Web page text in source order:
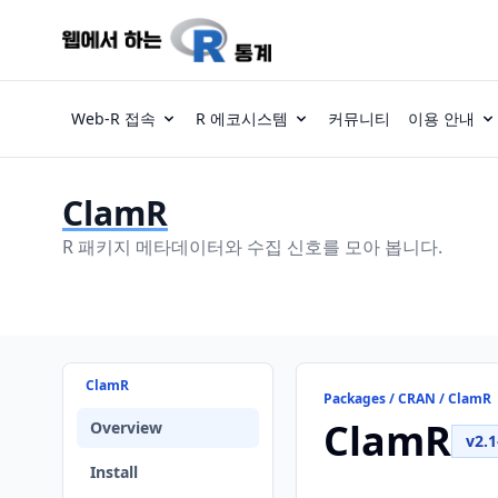
Web-R 접속 R 에코시스템 커뮤니티 이용 안내
ClamR
R 패키지 메타데이터와 수집 신호를 모아 봅니다.
ClamR
Overview
Install
Packages / CRAN / ClamR
ClamR